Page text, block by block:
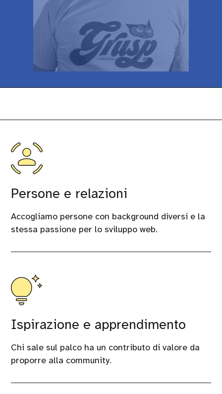
Persone e relazioni
Accogliamo persone con background diversi e la
stessa passione per lo sviluppo web.
Ispirazione e apprendimento
Chi sale sul palco ha un contributo di valore da
proporre alla community.